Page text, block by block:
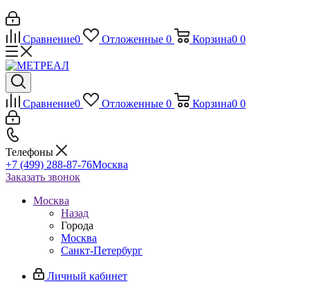
Сравнение0 Отложенные 0 Корзина0 0
Сравнение0 Отложенные 0 Корзина0 0
Телефоны
+7 (499) 288-87-76Москва
Заказать звонок
Москва
Назад
Города
Москва
Санкт-Петербург
Личный кабинет